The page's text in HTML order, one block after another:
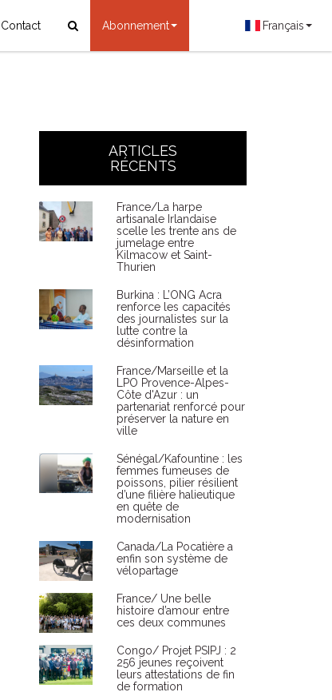
Contact Abonnement Français
ARTICLES
RÉCENTS
France/La harpe
artisanale Irlandaise
scelle les trente ans de
jumelage entre
Kilmacow et Saint-
Thurien
Burkina : L’ONG Acra
renforce les capacités
des journalistes sur la
lutte contre la
désinformation
France/Marseille et la
LPO Provence-Alpes-
Côte d'Azur : un
partenariat renforcé pour
préserver la nature en
ville
Sénégal/Kafountine : les
femmes fumeuses de
poissons, pilier résilient
d’une filière halieutique
en quête de
modernisation
Canada/La Pocatière a
enfin son système de
vélopartage
France/ Une belle
histoire d’amour entre
ces deux communes
Congo/ Projet PSIPJ : 2
256 jeunes reçoivent
leurs attestations de fin
de formation